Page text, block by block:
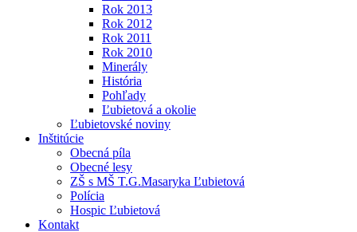
Rok 2013
Rok 2012
Rok 2011
Rok 2010
Minerály
História
Pohľady
Ľubietová a okolie
Ľubietovské noviny
Inštitúcie
Obecná píla
Obecné lesy
ZŠ s MŠ T.G.Masaryka Ľubietová
Polícia
Hospic Ľubietová
Kontakt